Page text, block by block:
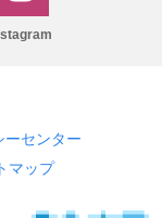
ーセンター
マップ